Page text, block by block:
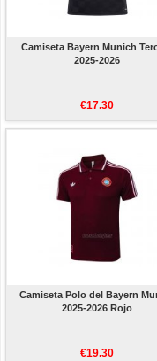
Camiseta Bayern Munich
2025-2026
€17.30
Camiseta Polo del Bayern
2025-2026 Rojo
€19.30